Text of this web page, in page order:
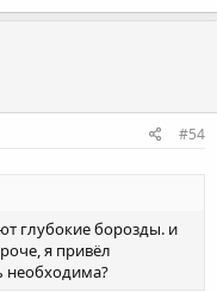
#54
глубокие борозды. и
я привёл
необходима?